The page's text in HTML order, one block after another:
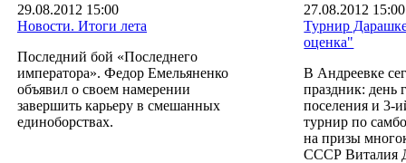
29.08.2012 15:00
Новости. Итоги лета
Последний бой «Последнего
императора». Федор Емельяненко
объявил о своем намерении
завершить карьеру в смешанных
единоборствах.
27.08.2012 15:00
Турнир
оценка"
В Андреевке
праздник: день
поселения и 3-
турнир по
на призы
СССР Виталия